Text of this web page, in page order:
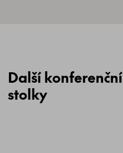
Další konferenční
stolky